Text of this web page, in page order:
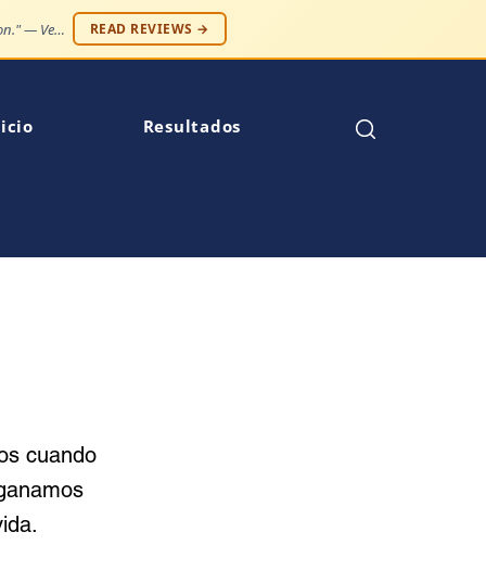
"Case resolved expeditiously. Number one law firm in my opinion." — Venise C. READ REVIEWS →
Resultados
cuando